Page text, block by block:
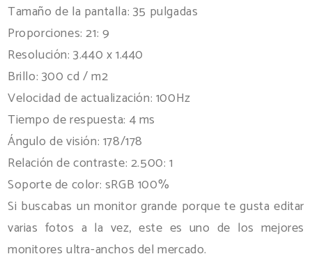
Tamaño de la pantalla: 35 pulgadas
Proporciones: 21: 9
Resolución: 3.440 x 1.440
Brillo: 300 cd / m2
Velocidad de actualización: 100Hz
Tiempo de respuesta: 4 ms
Ángulo de visión: 178/178
Relación de contraste: 2.500: 1
Soporte de color: sRGB 100%
Si buscabas un monitor grande porque te gusta editar
varias fotos a la vez, este es uno de los mejores
monitores ultra-anchos del mercado.